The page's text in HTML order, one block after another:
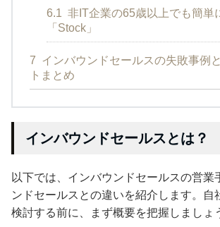
6.1 非IT企業の65歳以上でも簡単
「Stock」
7 インバウンドセールスの失敗事例
トまとめ
インバウンドセールスとは？
以下では、インバウンドセールスの営業
ンドセールスとの違いを紹介します。自
検討する前に、まず概要を把握しましょ